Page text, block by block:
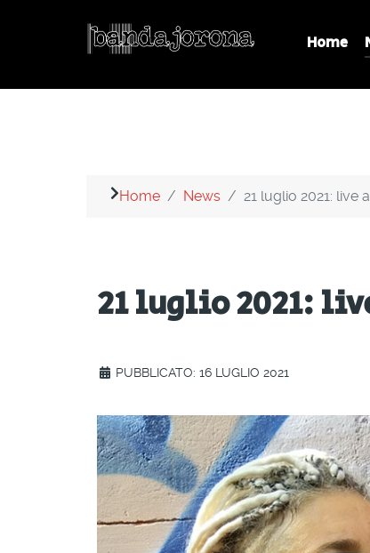
Home
Home News 21 luglio 2021: live
21 luglio 2021:
PUBBLICATO: 16 LUGLIO 2021